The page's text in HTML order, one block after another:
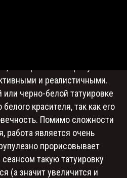
и реалистичными.
черно-белой татуировке
красителя, так как его
Помимо сложности
работа является очень
прорисовывает
такую татуировку
(а значит увеличится и